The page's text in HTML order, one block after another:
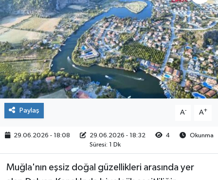
Paylaş A- A+
29.06.2026 - 18:08 29.06.2026 - 18:32 4
Okunma
Süresi: 1 Dk
Muğla'nın eşsiz doğal güzellikleri arasında yer